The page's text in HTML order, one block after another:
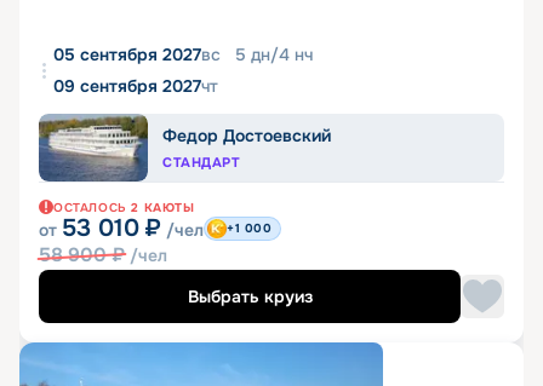
05 сентября 2027вс 5 дн/4 нч
09 сентября 2027чт
Федор Достоевский
СТАНДАРТ
ОСТАЛОСЬ 2 КАЮТЫ
от 53 010 ₽ /чел
58 900₽ /чел
+1 000
Выбрать круиз